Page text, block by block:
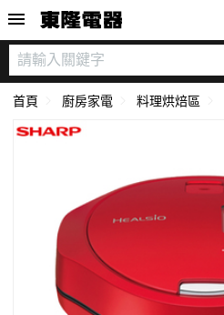
首頁 廚房家電 料理烘焙區